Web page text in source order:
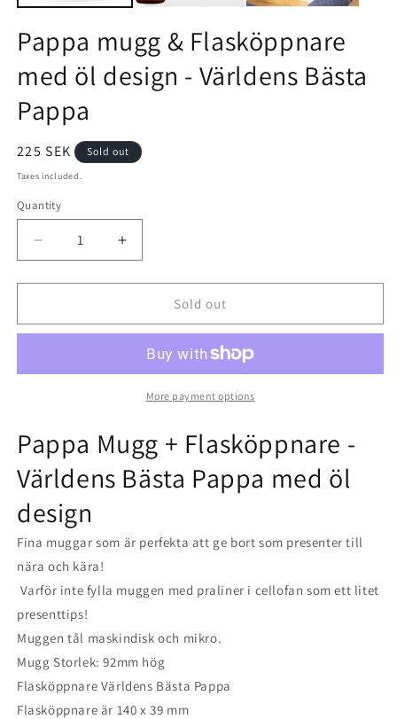
Pappa mugg & Flasköppnare
med öl design - Världens Bästa
Pappa
Regular
price
225 SEK Sold out
Taxes included.
Quantity
Quantity
quantity
Pappa
med
öl
design
-
Världens
Bästa
Pappa
quantity
Pappa
mugg
&amp;
med
öl
-
Bästa
Sold out
More payment options
Pappa Mugg + Flasköppnare -
Världens Bästa Pappa med öl
design
Fina muggar som är perfekta att ge bort som presenter till
nära och kära!
Varför inte fylla muggen med praliner i cellofan som ett litet
presenttips!
Muggen tål maskindisk och mikro.
Mugg Storlek: 92mm hög
Flasköppnare Världens Bästa Pappa
Flasköppnare är 140 x 39 mm